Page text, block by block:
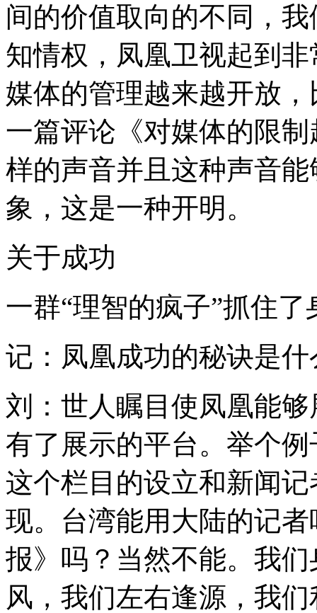
间的价值取向的不同，
知情权，凤凰卫视起到
媒体的管理越来越开放
一篇评论《对媒体的限
样的声音并且这种声音
象，这是一种开明。
关于成功
一群“理智的疯子”抓住
记：凤凰成功的秘诀是什
刘：世人瞩目使凤凰能
有了展示的平台。举个
这个栏目的设立和新闻
现。台湾能用大陆的记
报》吗？当然不能。我
风，我们左右逢源，我